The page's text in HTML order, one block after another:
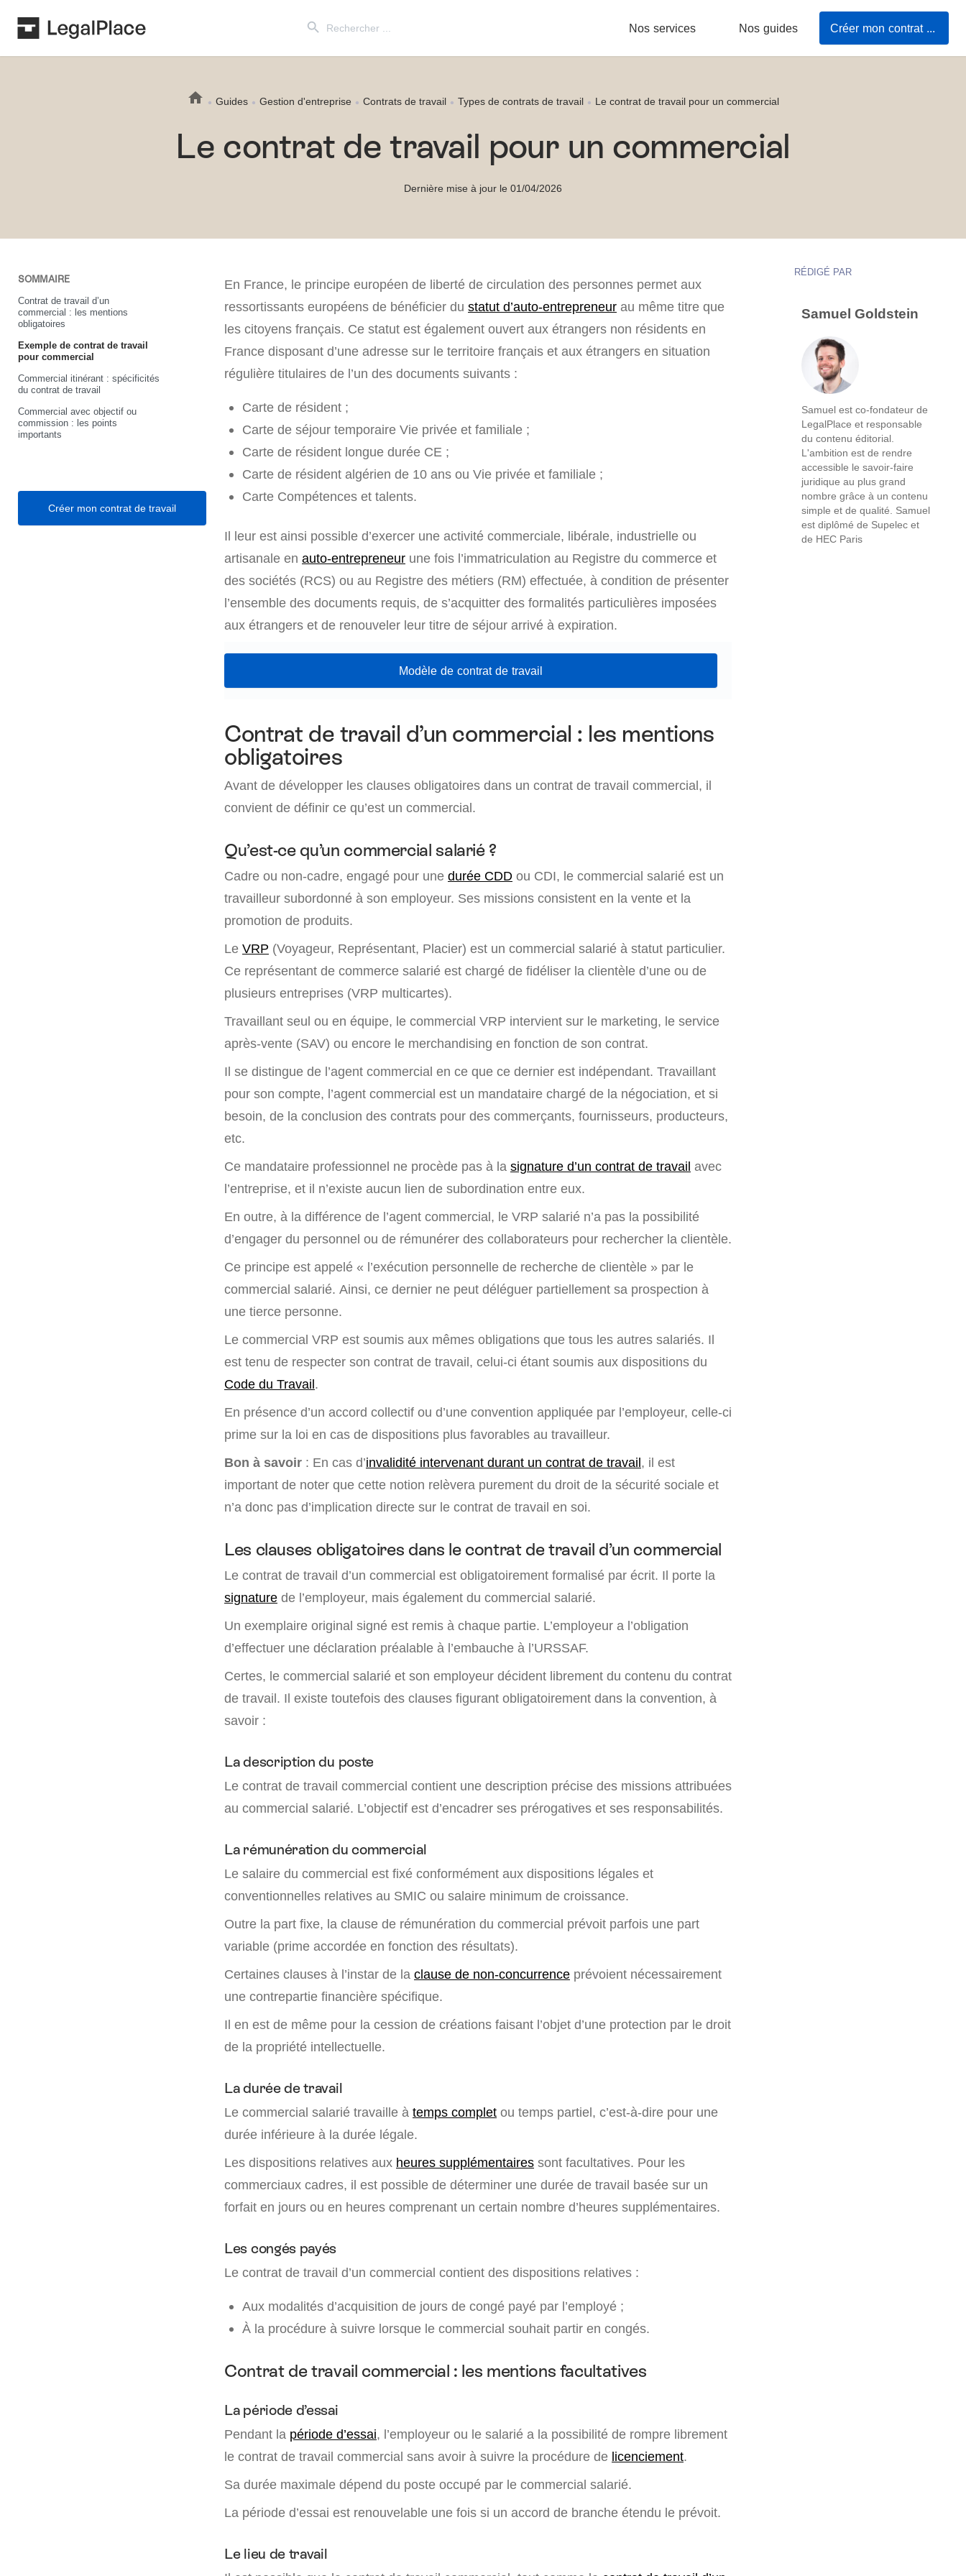
for:
Nos services
Nos guides Créer mon contrat de travail
Guides Gestion d'entreprise Contrats de travail Types de contrats de travail Le contrat de travail pour un commercial
Le contrat de travail pour un commercial
Dernière mise à jour le 01/04/2026
SOMMAIRE
Contrat de travail d’un
commercial : les mentions
obligatoires
Exemple de contrat de travail
pour commercial
Commercial itinérant : spécificités
du contrat de travail
Commercial avec objectif ou
commission : les points
importants
Créer mon contrat de travail
En France, le principe européen de liberté de circulation des personnes permet aux
ressortissants européens de bénéficier du statut d’auto-entrepreneur au même titre que
les citoyens français. Ce statut est également ouvert aux étrangers non résidents en
France disposant d’une adresse sur le territoire français et aux étrangers en situation
régulière titulaires de l’un des documents suivants :
Carte de résident ;
Carte de séjour temporaire Vie privée et familiale ;
Carte de résident longue durée CE ;
Carte de résident algérien de 10 ans ou Vie privée et familiale ;
Carte Compétences et talents.
Il leur est ainsi possible d’exercer une activité commerciale, libérale, industrielle ou
artisanale en auto-entrepreneur une fois l’immatriculation au Registre du commerce et
des sociétés (RCS) ou au Registre des métiers (RM) effectuée, à condition de présenter
l’ensemble des documents requis, de s’acquitter des formalités particulières imposées
aux étrangers et de renouveler leur titre de séjour arrivé à expiration.
Modèle de contrat de travail
Contrat de travail d’un commercial : les mentions
obligatoires
Avant de développer les clauses obligatoires dans un contrat de travail commercial, il
convient de définir ce qu’est un commercial.
Qu’est-ce qu’un commercial salarié ?
Cadre ou non-cadre, engagé pour une durée CDD ou CDI, le commercial salarié est un
travailleur subordonné à son employeur. Ses missions consistent en la vente et la
promotion de produits.
Le VRP (Voyageur, Représentant, Placier) est un commercial salarié à statut particulier.
Ce représentant de commerce salarié est chargé de fidéliser la clientèle d’une ou de
plusieurs entreprises (VRP multicartes).
Travaillant seul ou en équipe, le commercial VRP intervient sur le marketing, le service
après-vente (SAV) ou encore le merchandising en fonction de son contrat.
Il se distingue de l’agent commercial en ce que ce dernier est indépendant. Travaillant
pour son compte, l’agent commercial est un mandataire chargé de la négociation, et si
besoin, de la conclusion des contrats pour des commerçants, fournisseurs, producteurs,
etc.
Ce mandataire professionnel ne procède pas à la signature d’un contrat de travail avec
l’entreprise, et il n’existe aucun lien de subordination entre eux.
En outre, à la différence de l’agent commercial, le VRP salarié n’a pas la possibilité
d’engager du personnel ou de rémunérer des collaborateurs pour rechercher la clientèle.
Ce principe est appelé « l’exécution personnelle de recherche de clientèle » par le
commercial salarié. Ainsi, ce dernier ne peut déléguer partiellement sa prospection à
une tierce personne.
Le commercial VRP est soumis aux mêmes obligations que tous les autres salariés. Il
est tenu de respecter son contrat de travail, celui-ci étant soumis aux dispositions du
Code du Travail.
En présence d’un accord collectif ou d’une convention appliquée par l’employeur, celle-ci
prime sur la loi en cas de dispositions plus favorables au travailleur.
Bon à savoir : En cas d’invalidité intervenant durant un contrat de travail, il est
important de noter que cette notion relèvera purement du droit de la sécurité sociale et
n’a donc pas d’implication directe sur le contrat de travail en soi.
Les clauses obligatoires dans le contrat de travail d’un commercial
Le contrat de travail d’un commercial est obligatoirement formalisé par écrit. Il porte la
signature de l’employeur, mais également du commercial salarié.
Un exemplaire original signé est remis à chaque partie. L’employeur a l’obligation
d’effectuer une déclaration préalable à l’embauche à l’URSSAF.
Certes, le commercial salarié et son employeur décident librement du contenu du contrat
de travail. Il existe toutefois des clauses figurant obligatoirement dans la convention, à
savoir :
La description du poste
Le contrat de travail commercial contient une description précise des missions attribuées
au commercial salarié. L’objectif est d’encadrer ses prérogatives et ses responsabilités.
La rémunération du commercial
Le salaire du commercial est fixé conformément aux dispositions légales et
conventionnelles relatives au SMIC ou salaire minimum de croissance.
Outre la part fixe, la clause de rémunération du commercial prévoit parfois une part
variable (prime accordée en fonction des résultats).
Certaines clauses à l’instar de la clause de non-concurrence prévoient nécessairement
une contrepartie financière spécifique.
Il en est de même pour la cession de créations faisant l’objet d’une protection par le droit
de la propriété intellectuelle.
La durée de travail
Le commercial salarié travaille à temps complet ou temps partiel, c’est-à-dire pour une
durée inférieure à la durée légale.
Les dispositions relatives aux heures supplémentaires sont facultatives. Pour les
commerciaux cadres, il est possible de déterminer une durée de travail basée sur un
forfait en jours ou en heures comprenant un certain nombre d’heures supplémentaires.
Les congés payés
Le contrat de travail d’un commercial contient des dispositions relatives :
Aux modalités d’acquisition de jours de congé payé par l’employé ;
À la procédure à suivre lorsque le commercial souhait partir en congés.
Contrat de travail commercial : les mentions facultatives
La période d’essai
Pendant la période d’essai, l’employeur ou le salarié a la possibilité de rompre librement
le contrat de travail commercial sans avoir à suivre la procédure de licenciement.
Sa durée maximale dépend du poste occupé par le commercial salarié.
La période d’essai est renouvelable une fois si un accord de branche étendu le prévoit.
Le lieu de travail
RÉDIGÉ PAR
Samuel Goldstein
Samuel est co-fondateur de
LegalPlace et responsable
du contenu éditorial.
L'ambition est de rendre
accessible le savoir-faire
juridique au plus grand
nombre grâce à un contenu
simple et de qualité. Samuel
est diplômé de Supelec et
de HEC Paris